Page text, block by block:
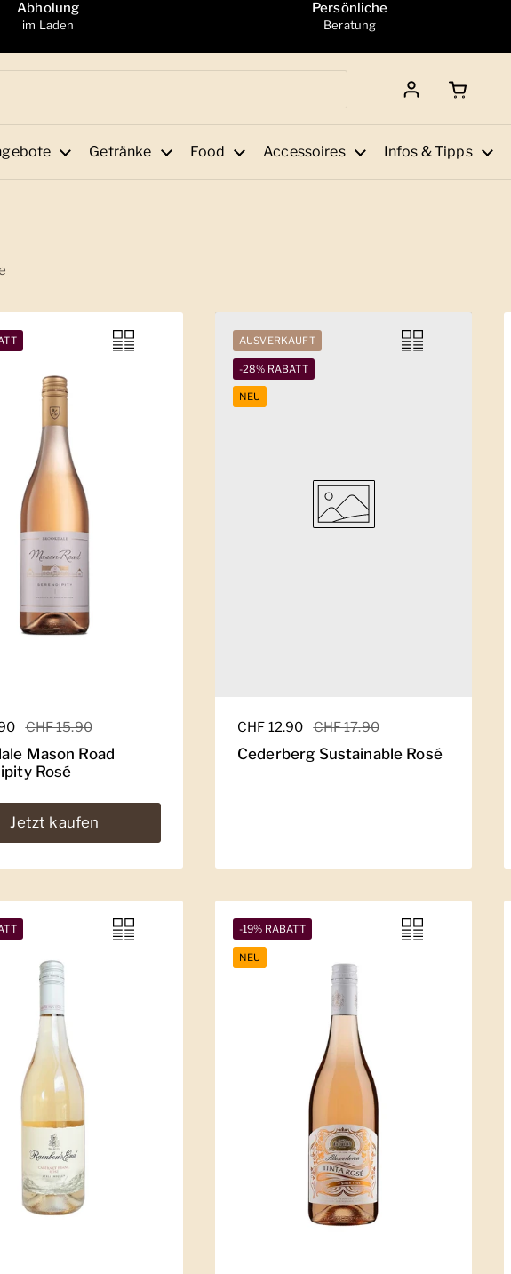
Abholung
im Laden
Persönliche
Beratung
Getränke Food Accessoires Infos & Tipps
Preis
Sale-Preis
CHF 15.90
Mason Road
Rosé
Jetzt kaufen
Regulärer Preis
CHF 12.90 Sale-Preis
CHF 17.90
Cederberg Sustainable Rosé
AUSVERKAUFT
-28% RABATT
NEU
-19% RABATT
NEU